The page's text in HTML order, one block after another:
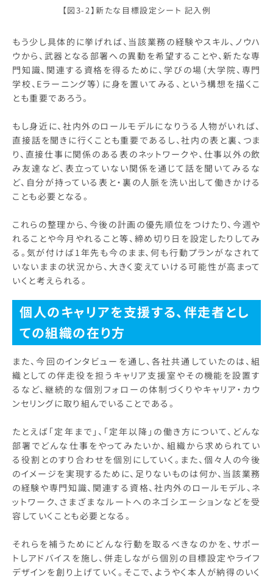
【図3-2】新たな目標設定シート 記入例
もう少し具体的に挙げれば、当該業務の経験やスキル、ノウハ
ウから、武器となる部署への異動を希望することや、新たな専
門知識、関連する資格を得るために、学びの場（大学院、専門
学校、Eラーニング等）に身を置いてみる、という構想を描くこ
とも重要であろう。
もし身近に、社内外のロールモデルになりうる人物がいれば、
直接話を聞きに行くことも重要であるし、社内の表と裏、つま
り、直接仕事に関係のある表のネットワークや、仕事以外の飲
み友達など、表立っていない関係を通じて話を聞いてみるな
ど、自分が持っている表と・裏の人脈を洗い出して働きかける
ことも必要となる。
これらの整理から、今後の計画の優先順位をつけたり、今週や
れることや今月やれること等、締め切り日を設定したりしてみ
る。気が付けば1年先も今のまま、何も行動プランがなされて
いないままの状況から、大きく変えていける可能性が高まって
いくと考えられる。
個人のキャリアを支援する、伴走者とし
ての組織の在り方
また、今回のインタビューを通し、各社共通していたのは、組
織としての伴走役を担うキャリア支援室やその機能を設置す
るなど、継続的な個別フォローの体制づくりやキャリア・カウ
ンセリングに取り組んでいることである。
たとえば「定年まで」、「定年以降」の働き方について、どんな
部署でどんな仕事をやってみたいか、組織から求められてい
る役割とのすり合わせを個別にしていく。また、個々人の今後
のイメージを実現するために、足りないものは何か、当該業務
の経験や専門知識、関連する資格、社内外のロールモデル、ネ
ットワーク、さまざまなルートへのネゴシエーションなどを受
容していくことも必要となる。
それらを補うためにどんな行動を取るべきなのかを、サポー
トしアドバイスを施し、併走しながら個別の目標設定やライフ
デザインを創り上げていく。そこで、ようやく本人が納得のいく